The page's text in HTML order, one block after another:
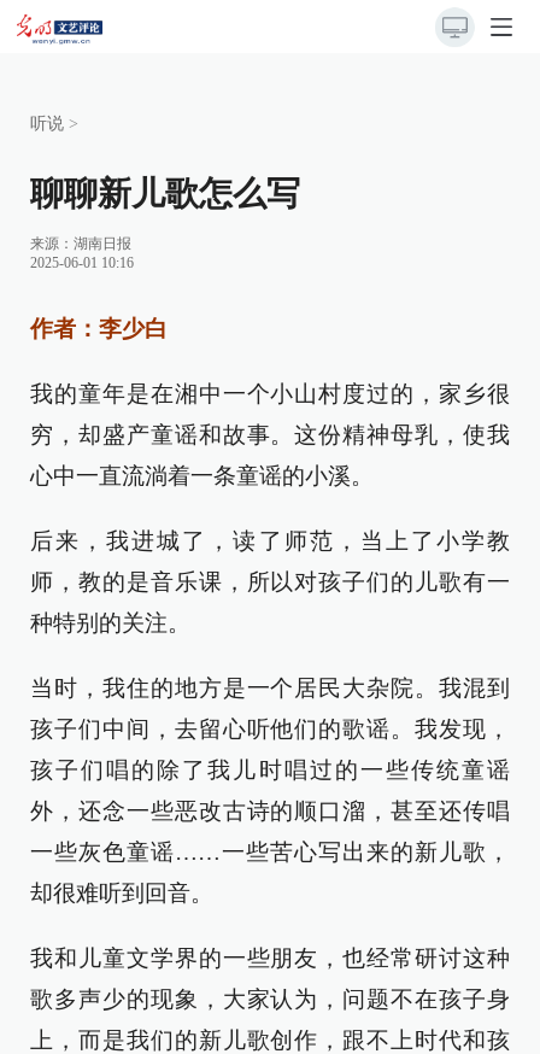
听说 >
聊聊新儿歌怎么写
来源： 湖南日报
2025-06-01 10:16
作者：李少白
我的童年是在湘中一个小山村度过的，家乡很
穷，却盛产童谣和故事。这份精神母乳，使我
心中一直流淌着一条童谣的小溪。
后来，我进城了，读了师范，当上了小学教
师，教的是音乐课，所以对孩子们的儿歌有一
种特别的关注。
当时，我住的地方是一个居民大杂院。我混到
孩子们中间，去留心听他们的歌谣。我发现，
孩子们唱的除了我儿时唱过的一些传统童谣
外，还念一些恶改古诗的顺口溜，甚至还传唱
一些灰色童谣……一些苦心写出来的新儿歌，
却很难听到回音。
我和儿童文学界的一些朋友，也经常研讨这种
歌多声少的现象，大家认为，问题不在孩子身
上，而是我们的新儿歌创作，跟不上时代和孩